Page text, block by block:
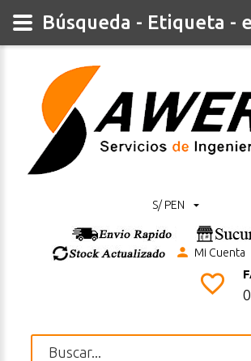
S/ PEN
Mi Cuenta